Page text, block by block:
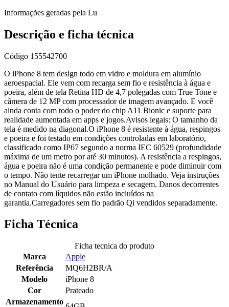
Informações geradas pela Lu
Descrição e ficha técnica
Código 155542700
O iPhone 8 tem design todo em vidro e moldura em alumínio
aeroespacial. Ele vem com recarga sem fio e resistência à água e
poeira, além de tela Retina HD de 4,7 polegadas com True Tone e
câmera de 12 MP com processador de imagem avançado. E você
ainda conta com todo o poder do chip A11 Bionic e suporte para
realidade aumentada em apps e jogos.Avisos legais: O tamanho da
tela é medido na diagonal.O iPhone 8 é resistente à água, respingos
e poeira e foi testado em condições controladas em laboratório,
classificado como IP67 segundo a norma IEC 60529 (profundidade
máxima de um metro por até 30 minutos). A resistência a respingos,
água e poeira não é uma condição permanente e pode diminuir com
o tempo. Não tente recarregar um iPhone molhado. Veja instruções
no Manual do Usuário para limpeza e secagem. Danos decorrentes
de contato com líquidos não estão incluídos na
garantia.Carregadores sem fio padrão Qi vendidos separadamente.
Ficha Técnica
Ficha tecnica do produto
Marca
Apple
Referência
MQ6H2BR/A
Modelo
iPhone 8
Cor
Prateado
Armazenamento